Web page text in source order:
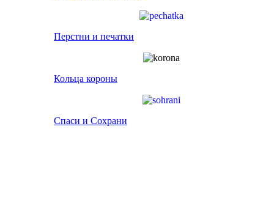
Перстни и печатки
Кольца короны
Спаси и Сохрани